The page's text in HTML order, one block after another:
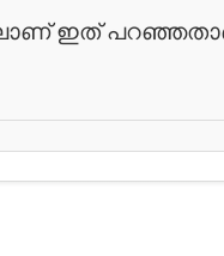
ഇത്